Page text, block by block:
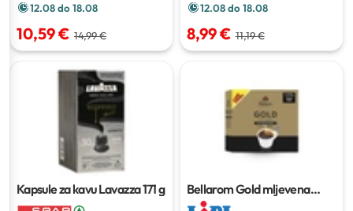
12.08 do 18.08
10,59 € 14,99 €
12.08 do 18.08
8,99 € 11,19 €
Kapsule za kavu Lavazza171 g
Bellarom Gold mljevena
kava2 x 500 g